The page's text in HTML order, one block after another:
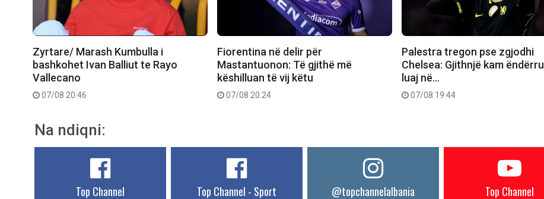
Zyrtare/ Marash Kumbulla i
bashkohet Ivan Balliut te Rayo
Vallecano
07/08 20:46
Fiorentina në delir për
Mastantuonon: Të gjithë më
këshilluan të vij këtu
07/08 20:24
Palestra tregon pse zgjodhi
Chelsea: Gjithnjë kam
luaj në…
07/08 19:44
Na ndiqni:
Top Channel Top Channel - Sport @topchannelalbania Top Channel